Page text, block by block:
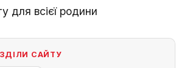
для всієї родини
САЙТУ